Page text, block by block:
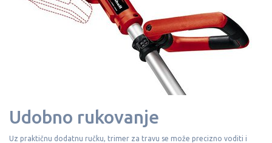
Udobno rukovanje
Uz praktičnu dodatnu ručku, trimer za travu se može precizno voditi i